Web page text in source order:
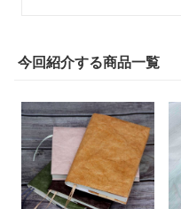
今回紹介する商品一覧